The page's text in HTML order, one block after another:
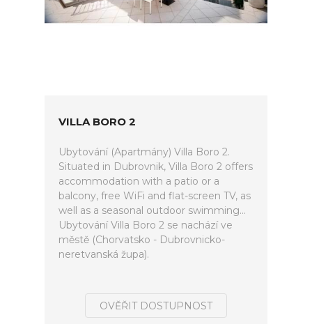
VILLA BORO 2
Ubytování (Apartmány) Villa Boro 2.
Situated in Dubrovnik, Villa Boro 2 offers
accommodation with a patio or a
balcony, free WiFi and flat-screen TV, as
well as a seasonal outdoor swimming...
Ubytování Villa Boro 2 se nachází ve
městě (Chorvatsko - Dubrovnicko-
neretvanská župa).
OVĚŘIT DOSTUPNOST